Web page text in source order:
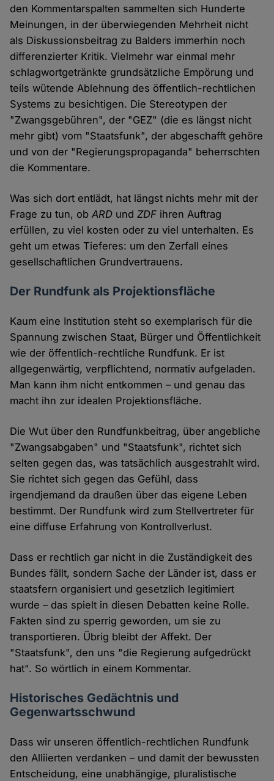
den Kommentarspalten sammelten sich Hunderte
Meinungen, in der überwiegenden Mehrheit nicht
als Diskussionsbeitrag zu Balders immerhin noch
differenzierter Kritik. Vielmehr war einmal mehr
schlagwortgetränkte grundsätzliche Empörung und
teils wütende Ablehnung des öffentlich-rechtlichen
Systems zu besichtigen. Die Stereotypen der
"Zwangsgebühren", der "GEZ" (die es längst nicht
mehr gibt) vom "Staatsfunk", der abgeschafft gehöre
und von der "Regierungspropaganda" beherrschten
die Kommentare.
Was sich dort entlädt, hat längst nichts mehr mit der
Frage zu tun, obARD undZDF ihren Auftrag
erfüllen, zu viel kosten oder zu viel unterhalten. Es
geht um etwas Tieferes: um den Zerfall eines
gesellschaftlichen Grundvertrauens.
Der Rundfunk als Projektionsfläche
Kaum eine Institution steht so exemplarisch für die
Spannung zwischen Staat, Bürger und Öffentlichkeit
wie der öffentlich-rechtliche Rundfunk. Er ist
allgegenwärtig, verpflichtend, normativ aufgeladen.
Man kann ihm nicht entkommen – und genau das
macht ihn zur idealen Projektionsfläche.
Die Wut über den Rundfunkbeitrag, über angebliche
"Zwangsabgaben" und "Staatsfunk", richtet sich
selten gegen das, was tatsächlich ausgestrahlt wird.
Sie richtet sich gegen das Gefühl, dass
irgendjemand da draußen über das eigene Leben
bestimmt. Der Rundfunk wird zum Stellvertreter für
eine diffuse Erfahrung von Kontrollverlust.
Dass er rechtlich gar nicht in die Zuständigkeit des
Bundes fällt, sondern Sache der Länder ist, dass er
staatsfern organisiert und gesetzlich legitimiert
wurde – das spielt in diesen Debatten keine Rolle.
Fakten sind zu sperrig geworden, um sie zu
transportieren. Übrig bleibt der Affekt. Der
"Staatsfunk", den uns "die Regierung aufgedrückt
hat". So wörtlich in einem Kommentar.
Historisches Gedächtnis und
Gegenwartsschwund
Dass wir unseren öffentlich-rechtlichen Rundfunk
den Alliierten verdanken – und damit der bewussten
Entscheidung, eine unabhängige, pluralistische